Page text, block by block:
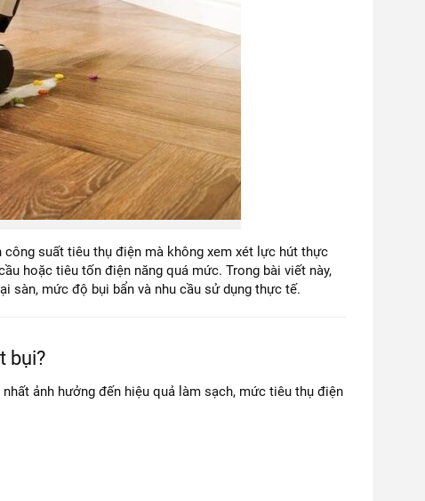
suất tiêu thụ điện mà không xem xét lực hút thực
hoặc tiêu tốn điện năng quá mức. Trong bài viết này,
sàn, mức độ bụi bẩn và nhu cầu sử dụng thực tế.
bụi?
ảnh hưởng đến hiệu quả làm sạch, mức tiêu thụ điện